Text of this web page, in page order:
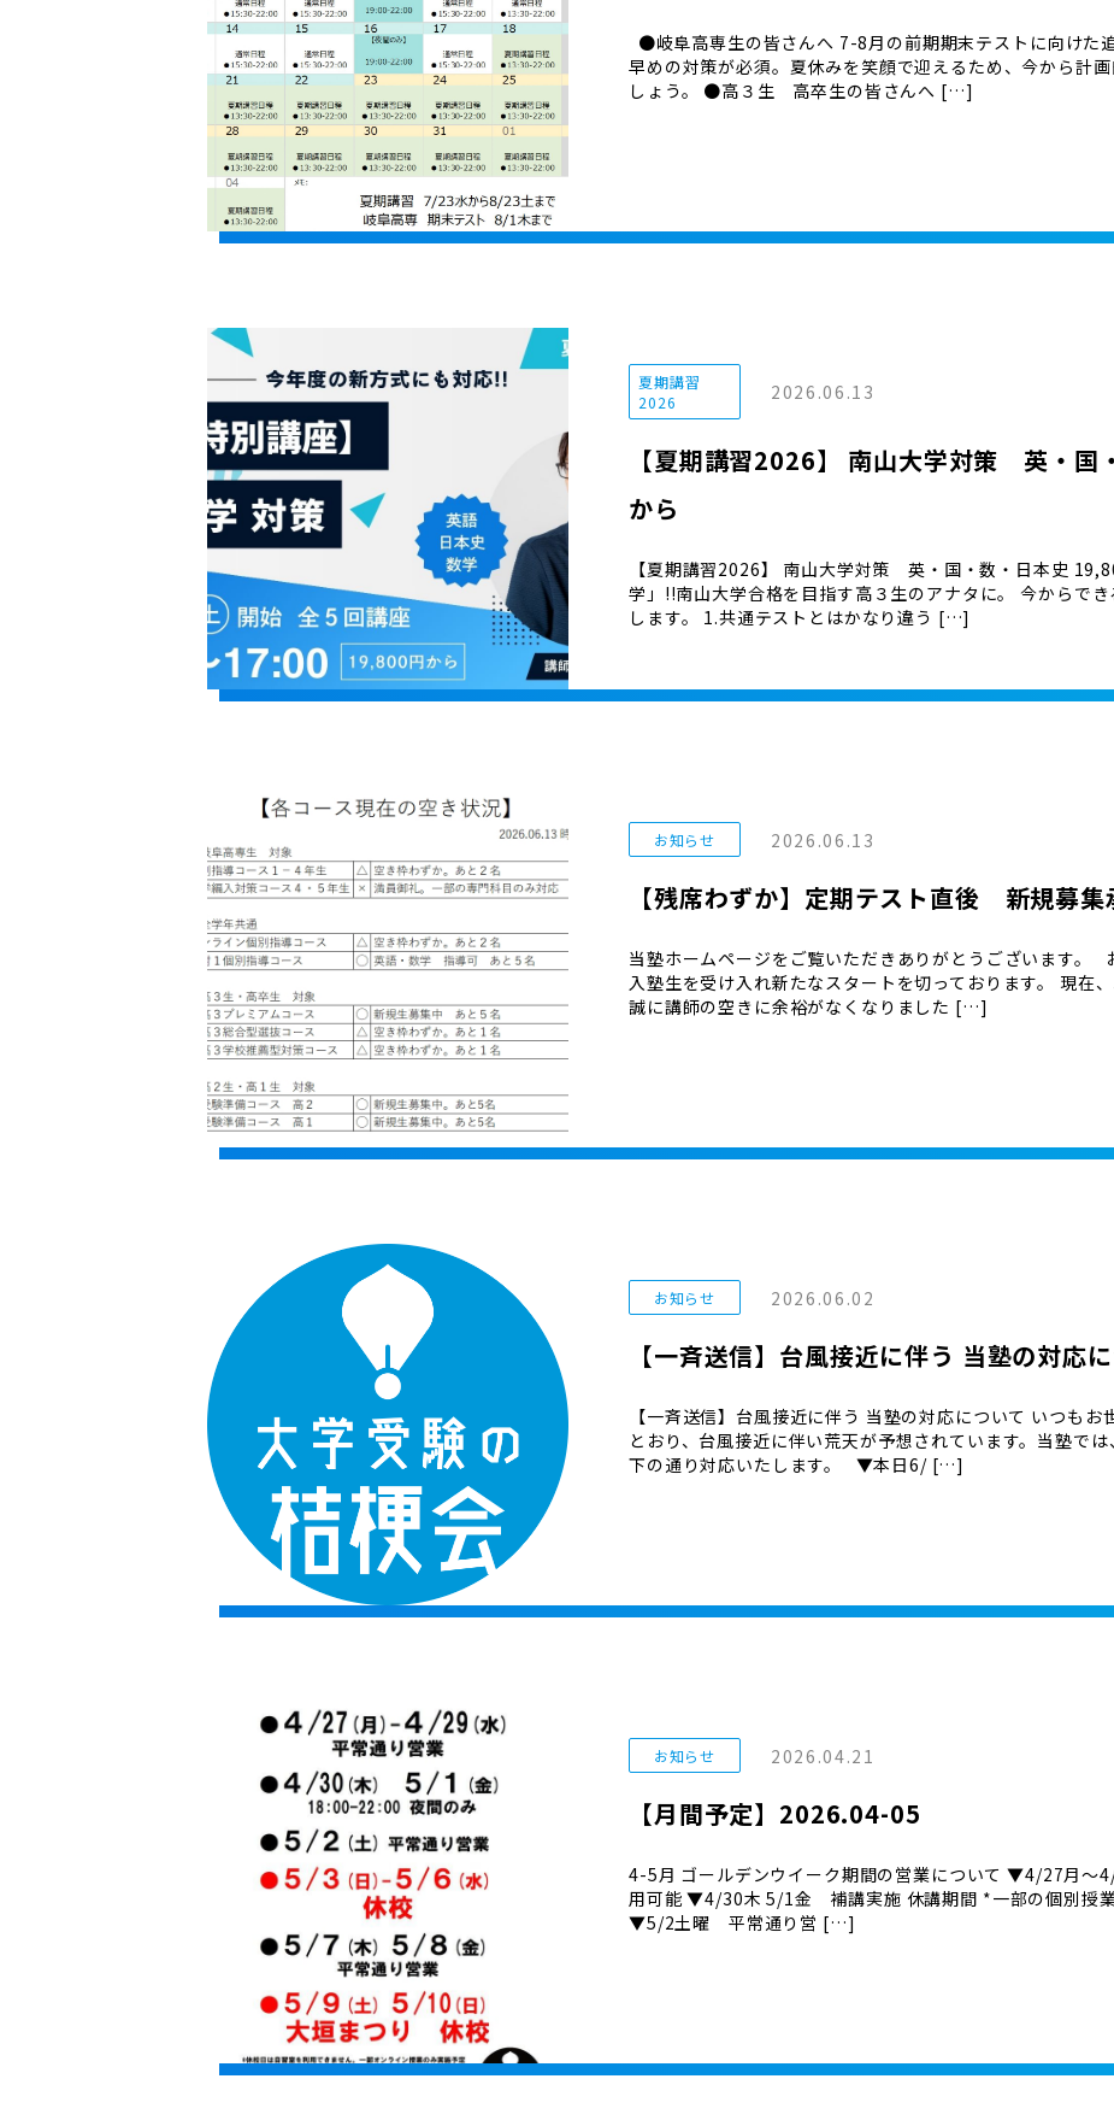
●岐阜高専生の皆さんへ 7-8月の前期期末テストに向けた
早めの対策が必須。夏休みを笑顔で迎えるため、今から計
しょう。 ●高３生 高卒生の皆さんへ […]
夏期講習
2026
2026.06.13
【夏期講習2026】 南山大学対策 英・国
から
【夏期講習2026】 南山大学対策 英・国・数・日本史
学」!!南山大学合格を目指す高３生のアナタに。 今からで
します。 1.共通テストとはかなり違う […]
お知らせ 2026.06.13
【残席わずか】定期テスト直後 新規募集
当塾ホームページをご覧いただきありがとうございます。
入塾生を受け入れ新たなスタートを切っております。 現在
誠に講師の空きに余裕がなくなりました […]
お知らせ 2026.06.02
【一斉送信】台風接近に伴う 当塾の対応
【一斉送信】台風接近に伴う 当塾の対応について いつもお
とおり、台風接近に伴い荒天が予想されています。当塾で
下の通り対応いたします。 ▼本日6/ […]
お知らせ 2026.04.21
【月間予定】2026.04-05
4-5月 ゴールデンウイーク期間の営業について ▼4/27月
用可能 ▼4/30木 5/1金 補講実施 休講期間 *一部の個別授
▼5/2土曜 平常通り営 […]